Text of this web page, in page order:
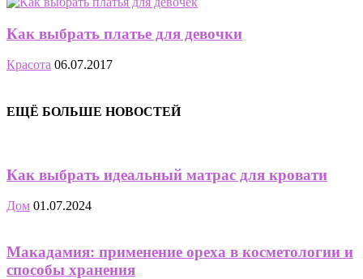
Как выбрать платье для девочки
Красота 06.07.2017
ЕЩЁ БОЛЬШЕ НОВОСТЕЙ
Как выбрать идеальный матрас для кровати
Дом 01.07.2024
Макадамия: применение ореха в косметологии и
способы хранения